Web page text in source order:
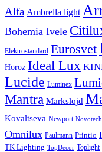
Alfa Ambrella light
Bohemia Ivele
Elektrostandard Eurosvet
Horoz Ideal Lux
Lucide Luminex
Mantra Markslojd
Kovaltseva Newport Novotech
Omnilux Paulmann Printio
TK Lighting TopDecor Toplight